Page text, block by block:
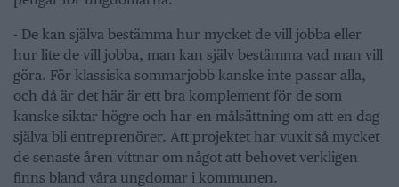
- De kan själva bestämma hur mycket de vill jobba eller
hur lite de vill jobba, man kan själv bestämma vad man vill
göra. För klassiska sommarjobb kanske inte passar alla,
och då är det här är ett bra komplement för de som
kanske siktar högre och har en målsättning om att en dag
själva bli entreprenörer. Att projektet har vuxit så mycket
de senaste åren vittnar om något att behovet verkligen
finns bland våra ungdomar i kommunen.